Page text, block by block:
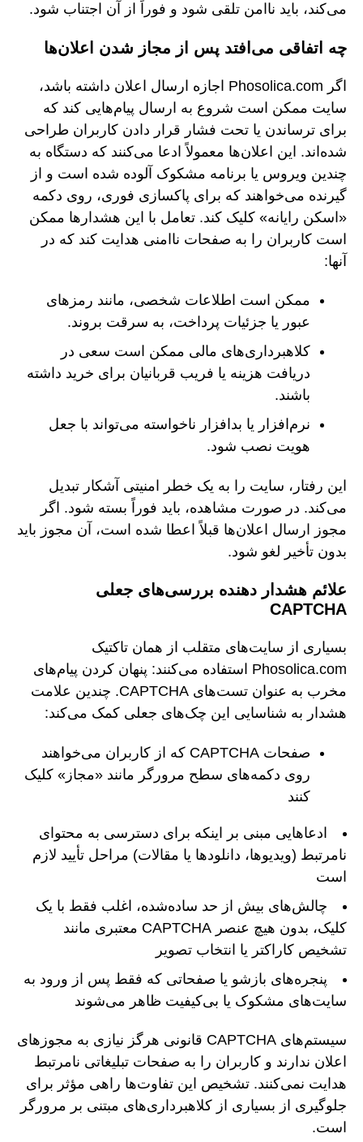
می‌کند، باید ناامن تلقی شود و فوراً از آن اجتناب شود.
چه اتفاقی می‌افتد پس از مجاز شدن اعلان‌ها
اگر Phosolica.com اجازه ارسال اعلان داشته باشد،
سایت ممکن است شروع به ارسال پیام‌هایی کند که
برای ترساندن یا تحت فشار قرار دادن کاربران طراحی
شده‌اند. این اعلان‌ها معمولاً ادعا می‌کنند که دستگاه به
چندین ویروس یا برنامه مشکوک آلوده شده است و از
گیرنده می‌خواهند که برای پاکسازی فوری، روی دکمه
«اسکن رایانه» کلیک کند. تعامل با این هشدارها ممکن
است کاربران را به صفحات ناامنی هدایت کند که در
آنها:
ممکن است اطلاعات شخصی، مانند رمزهای
عبور یا جزئیات پرداخت، به سرقت بروند.
کلاهبرداری‌های مالی ممکن است سعی در
دریافت هزینه یا فریب قربانیان برای خرید داشته
باشند.
نرم‌افزار یا بدافزار ناخواسته می‌تواند با جعل
هویت نصب شود.
این رفتار، سایت را به یک خطر امنیتی آشکار تبدیل
می‌کند. در صورت مشاهده، باید فوراً بسته شود. اگر
مجوز ارسال اعلان‌ها قبلاً اعطا شده است، آن مجوز باید
بدون تأخیر لغو شود.
علائم هشدار دهنده بررسی‌های جعلی
CAPTCHA
بسیاری از سایت‌های متقلب از همان تاکتیک
Phosolica.com استفاده می‌کنند: پنهان کردن پیام‌های
مخرب به عنوان تست‌های CAPTCHA. چندین علامت
هشدار به شناسایی این چک‌های جعلی کمک می‌کند:
صفحات CAPTCHA که از کاربران می‌خواهند
روی دکمه‌های سطح مرورگر مانند «مجاز» کلیک
کنند
ادعاهایی مبنی بر اینکه برای دسترسی به محتوای
نامرتبط (ویدیوها، دانلودها یا مقالات) مراحل تأیید لازم
است
چالش‌های بیش از حد ساده‌شده، اغلب فقط با یک
کلیک، بدون هیچ عنصر CAPTCHA معتبری مانند
تشخیص کاراکتر یا انتخاب تصویر
پنجره‌های بازشو یا صفحاتی که فقط پس از ورود به
سایت‌های مشکوک یا بی‌کیفیت ظاهر می‌شوند
سیستم‌های CAPTCHA قانونی هرگز نیازی به مجوزهای
اعلان ندارند و کاربران را به صفحات تبلیغاتی نامرتبط
هدایت نمی‌کنند. تشخیص این تفاوت‌ها راهی مؤثر برای
جلوگیری از بسیاری از کلاهبرداری‌های مبتنی بر مرورگر
است.